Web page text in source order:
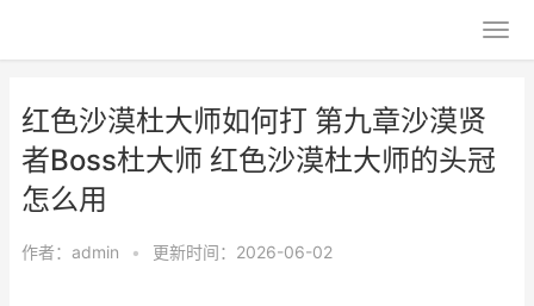
红色沙漠杜大师如何打 第九章沙漠贤
者Boss杜大师 红色沙漠杜大师的头冠
怎么用
作者： admin • 更新时间：2026-06-02